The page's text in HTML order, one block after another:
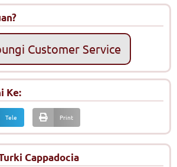
Customer Service
Ke:
Tele Print
Cappadocia